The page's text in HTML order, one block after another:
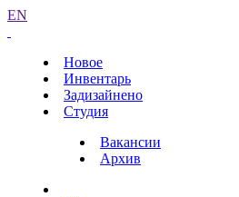
EN
Новое
Инвентарь
Задизайнено
Студия
Вакансии
Архив